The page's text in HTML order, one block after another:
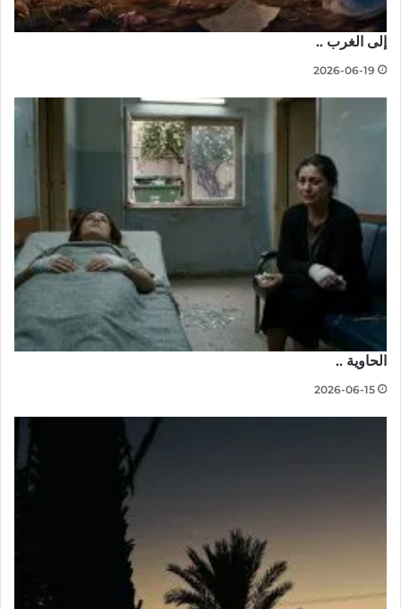
إلى الغرب ..
2026-06-19
الحاوية ..
2026-06-15